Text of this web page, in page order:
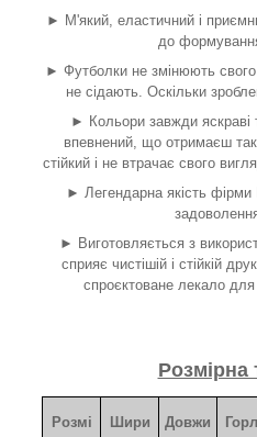
► М'який, еластичний і
до
► Футболки не змінюють свого
не сідають. Оскільки
► Кольори завжди
впевнений, що отримаєш
стійкий і не втрачає свого
► Легендарна якість
► Виготовляється з
сприяє чистішій і стійкій
спроєктоване лекало для
Розмірна
Розмі
Шири
Довжи